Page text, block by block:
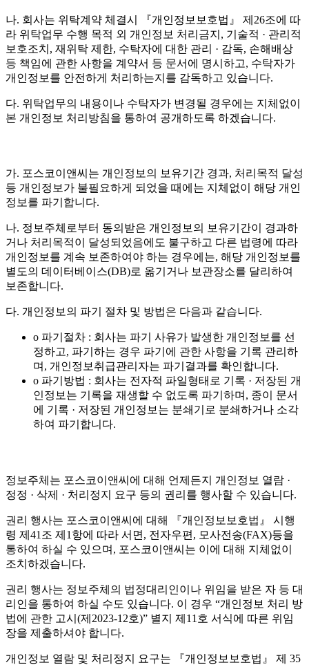
나. 회사는 위탁계약 체결시 『개인정보보호법』 제26조에 따
라 위탁업무 수행 목적 외 개인정보 처리금지, 기술적 · 관리적
보호조치, 재위탁 제한, 수탁자에 대한 관리 · 감독, 손해배상
등 책임에 관한 사항을 계약서 등 문서에 명시하고, 수탁자가
개인정보를 안전하게 처리하는지를 감독하고 있습니다.
다. 위탁업무의 내용이나 수탁자가 변경될 경우에는 지체없이
본 개인정보 처리방침을 통하여 공개하도록 하겠습니다.
가. 포스코이앤씨는 개인정보의 보유기간 경과, 처리목적 달성
등 개인정보가 불필요하게 되었을 때에는 지체없이 해당 개인
정보를 파기합니다.
나. 정보주체로부터 동의받은 개인정보의 보유기간이 경과하
거나 처리목적이 달성되었음에도 불구하고 다른 법령에 따라
개인정보를 계속 보존하여야 하는 경우에는, 해당 개인정보를
별도의 데이터베이스(DB)로 옮기거나 보관장소를 달리하여
보존합니다.
다. 개인정보의 파기 절차 및 방법은 다음과 같습니다.
o 파기절차 : 회사는 파기 사유가 발생한 개인정보를 선
정하고, 파기하는 경우 파기에 관한 사항을 기록 관리하
며, 개인정보취급관리자는 파기결과를 확인합니다.
o 파기방법 : 회사는 전자적 파일형태로 기록 · 저장된 개
인정보는 기록을 재생할 수 없도록 파기하며, 종이 문서
에 기록 · 저장된 개인정보는 분쇄기로 분쇄하거나 소각
하여 파기합니다.
정보주체는 포스코이앤씨에 대해 언제든지 개인정보 열람 ·
정정 · 삭제 · 처리정지 요구 등의 권리를 행사할 수 있습니다.
권리 행사는 포스코이앤씨에 대해 『개인정보보호법』 시행
령 제41조 제1항에 따라 서면, 전자우편, 모사전송(FAX)등을
통하여 하실 수 있으며, 포스코이앤씨는 이에 대해 지체없이
조치하겠습니다.
권리 행사는 정보주체의 법정대리인이나 위임을 받은 자 등 대
리인을 통하여 하실 수도 있습니다. 이 경우 “개인정보 처리 방
법에 관한 고시(제2023-12호)” 별지 제11호 서식에 따른 위임
장을 제출하셔야 합니다.
개인정보 열람 및 처리정지 요구는 『개인정보보호법』 제 35